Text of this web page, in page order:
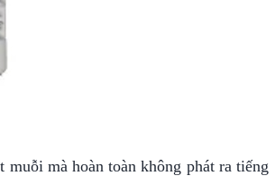
mà hoàn toàn không phát ra tiếng